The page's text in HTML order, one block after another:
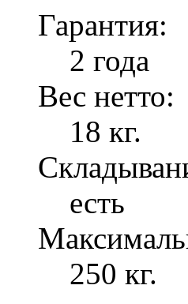
Гарантия:
2 года
Вес нетто:
18 кг.
есть
250 кг.